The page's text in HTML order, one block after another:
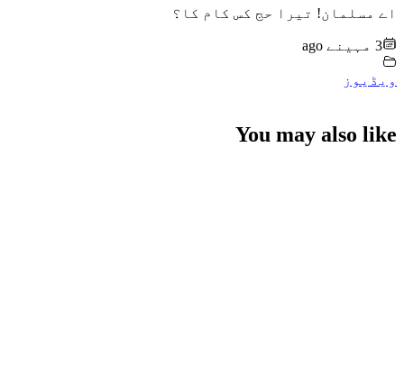
اے مسلمان! تیرا حج کس کام کا؟
3 مہینے ago
ویڈیوز
You may also like